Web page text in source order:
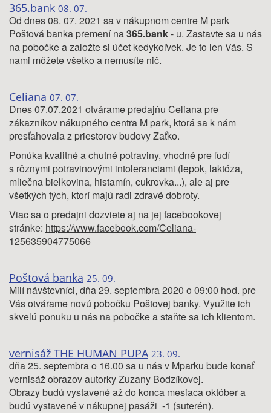
365.bank 08. 07.
Od dnes 08. 07. 2021 sa v nákupnom centre M park
Poštová banka premení na365.bank- u. Zastavte sa u nás
na pobočke a založte si účet kedykoľvek. Je to len Vás. S
nami môžete všetko a nemusíte nič.
Celiana 07. 07.
Dnes 07.07.2021 otvárame predajňu Celiana pre
zákazníkov nákupného centra M park, ktorá sa k nám
presťahovala z priestorov budovy Zaťko.
Ponúka kvalitné a chutné potraviny, vhodné pre ľudí
s rôznymi potravinovými intoleranciami (lepok, laktóza,
mliečna bielkovina, histamín, cukrovka...), ale aj pre
všetkých tých, ktorí majú radi zdravé dobroty.
Viac sa o predajni dozviete aj na jej facebookovej
stránke: https://www.facebook.com/Celiana-
125635904775066
Poštová banka 25. 09.
Milí návštevníci, dňa 29. septembra 2020 o 09:00 hod. pre
Vás otvárame novú pobočku Poštovej banky. Využite ich
skvelú ponuku u nás na pobočke a staňte sa ich klientom.
vernisáž THE HUMAN PUPA 23. 09.
dňa 25. septembra o 16.00 sa u nás v Mparku bude konať
vernisáž obrazov autorky Zuzany Bodzíkovej.
Obrazy budú vystavené až do konca mesiaca október a
budú vystavené v nákupnej pasáži -1 (suterén).